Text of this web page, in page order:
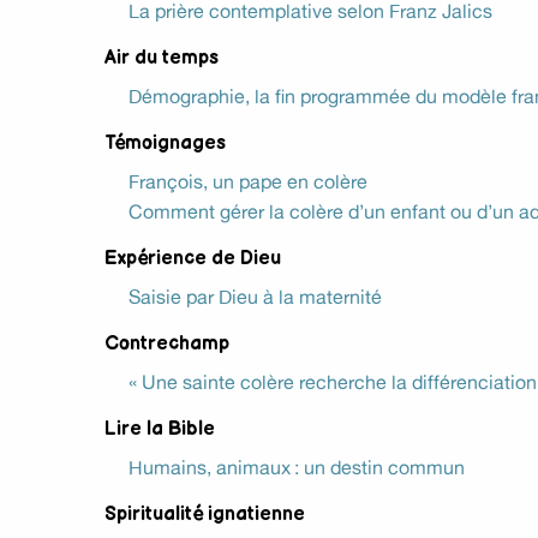
La prière contemplative selon Franz Jalics
Air du temps
Démographie, la fin programmée du modèle
Témoignages
François, un pape en colère
Comment gérer la colère d’un enfant ou d’un
Expérience de Dieu
Saisie par Dieu à la maternité
Contrechamp
« Une sainte colère recherche la différenciation
Lire la Bible
Humains, animaux : un destin commun
Spiritualité ignatienne